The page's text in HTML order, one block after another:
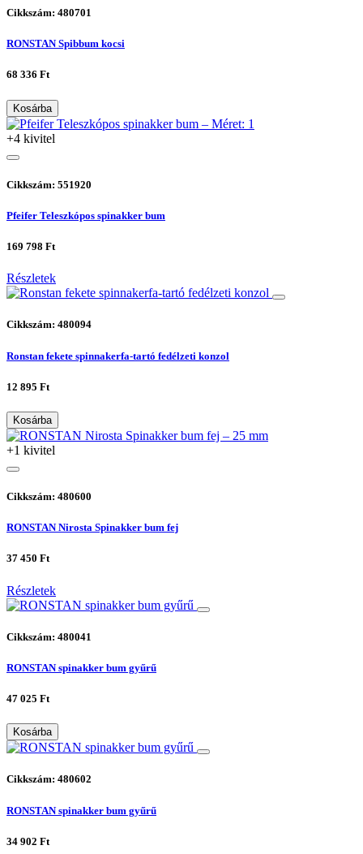
Cikkszám: 480701
RONSTAN Spibbum kocsi
68 336 Ft
Kosárba
+4 kivitel
Cikkszám: 551920
Pfeifer Teleszkópos spinakker bum
169 798 Ft
Részletek
Cikkszám: 480094
Ronstan fekete spinnakerfa-tartó fedélzeti konzol
12 895 Ft
Kosárba
+1 kivitel
Cikkszám: 480600
RONSTAN Nirosta Spinakker bum fej
37 450 Ft
Részletek
Cikkszám: 480041
RONSTAN spinakker bum gyűrű
47 025 Ft
Kosárba
Cikkszám: 480602
RONSTAN spinakker bum gyűrű
34 902 Ft